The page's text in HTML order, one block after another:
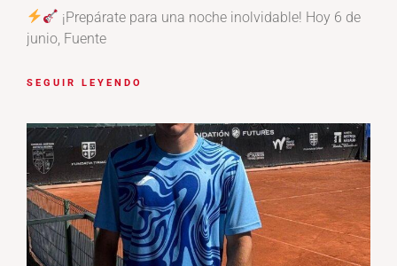
¡Prepárate para una noche inolvidable! Hoy 6 de
junio, Fuente
SEGUIR LEYENDO